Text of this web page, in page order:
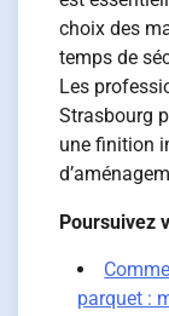
choix des
temps de
Les
Strasbourg
une finition
Poursuivez
parquet :